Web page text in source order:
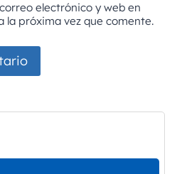
electrónico y web en
la próxima vez que comente.